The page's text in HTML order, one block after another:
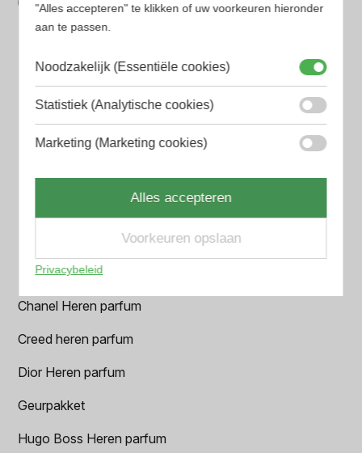
Wij hebben alle prijzen voor je verzameld zodat jij
minder tijd en geld kwijt bent
Populaire herengeuren
Amouage Heren parfum
Aramis Heren parfum
Azzaro Heren parfum
BALR. Heren parfum
BVLGARI Heren parfum
Chanel Heren parfum
Creed heren parfum
Dior Heren parfum
Geurpakket
Hugo Boss Heren parfum
"Alles accepteren" te klikken of uw voorkeuren hieronder
aan te passen.
Noodzakelijk (Essentiële cookies)
Statistiek (Analytische cookies)
Marketing (Marketing cookies)
Alles accepteren
Voorkeuren opslaan
Privacybeleid